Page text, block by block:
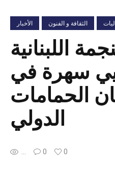
الأخبار الثقافة و الفنون
اللبنانية
سهرة في
الحمامات
الدولي
... 0 0